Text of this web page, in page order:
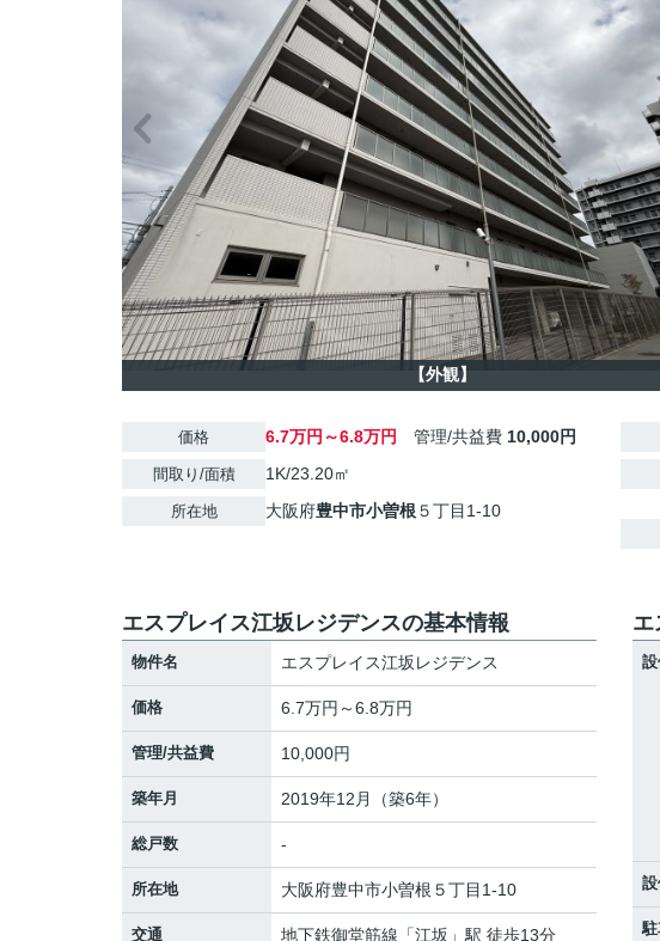
【外観】
価格 6.7万円～6.8万円 管理/共益費 10,000円
間取り/面積 1K/23.20㎡
所在地 大阪府豊中市小曽根５丁目1-10
エスプレイス江坂レジデンスの基本情報
物件名 エスプレイス江坂レジデンス
価格 6.7万円～6.8万円
管理/共益費 10,000円
築年月 2019年12月（築6年）
総戸数 -
所在地 大阪府豊中市小曽根 ５丁目1-10
交通 地下鉄御堂筋線 「江坂 」駅 徒歩13分
エ